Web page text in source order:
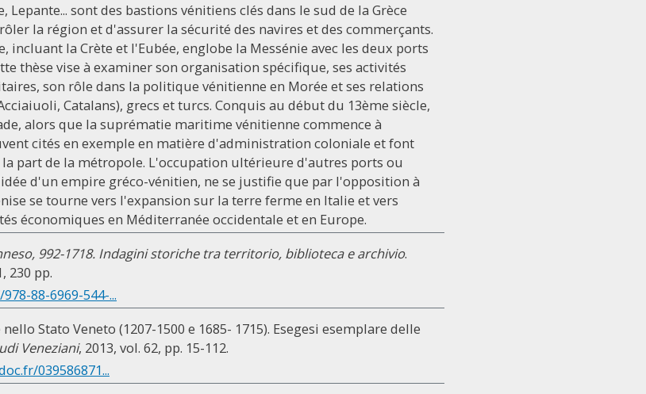
Lepante... sont des bastions vénitiens clés dans le sud de la Grèce
la région et d'assurer la sécurité des navires et des commerçants.
la Crète et l'Eubée, englobe la Messénie avec les deux ports
thèse vise à examiner son organisation spécifique, ses activités
son rôle dans la politique vénitienne en Morée et ses relations
Catalans), grecs et turcs. Conquis au début du 13ème siècle,
alors que la suprématie maritime vénitienne commence à
cités en exemple en matière d'administration coloniale et font
part de la métropole. L'occupation ultérieure d'autres ports ou
d'un empire gréco-vénitien, ne se justifie que par l'opposition à
se tourne vers l'expansion sur la terre ferme en Italie et vers
économiques en Méditerranée occidentale et en Europe.
992-1718. Indagini storiche tra territorio, biblioteca e archivio.
230 pp.
88-6969-544-...
Stato Veneto (1207-1500 e 1685- 1715). Esegesi esemplare delle
Veneziani, 2013, vol. 62, pp. 15-112.
039586871...